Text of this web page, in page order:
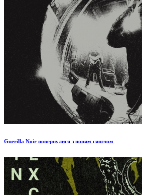
Guerilla Noir повернулися з новим синглом